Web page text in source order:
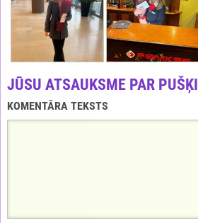
JŪSU ATSAUKSME PAR PUŠĶI
KOMENTĀRA TEKSTS